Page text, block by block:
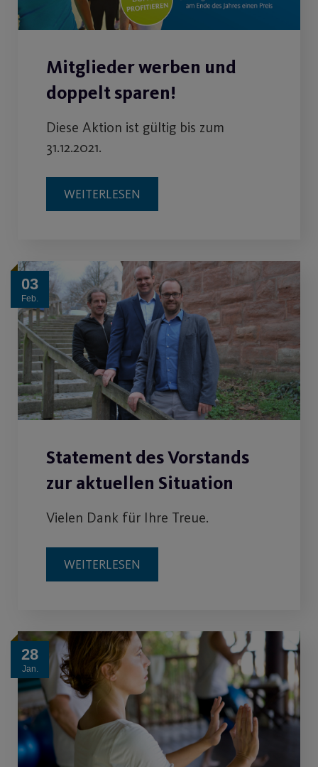
Mitglieder werben und
doppelt sparen!
Diese Aktion ist gültig bis zum
31.12.2021.
WEITERLESEN
03
Feb.
Statement des Vorstands
zur aktuellen Situation
Vielen Dank für Ihre Treue.
WEITERLESEN
28
Jan.